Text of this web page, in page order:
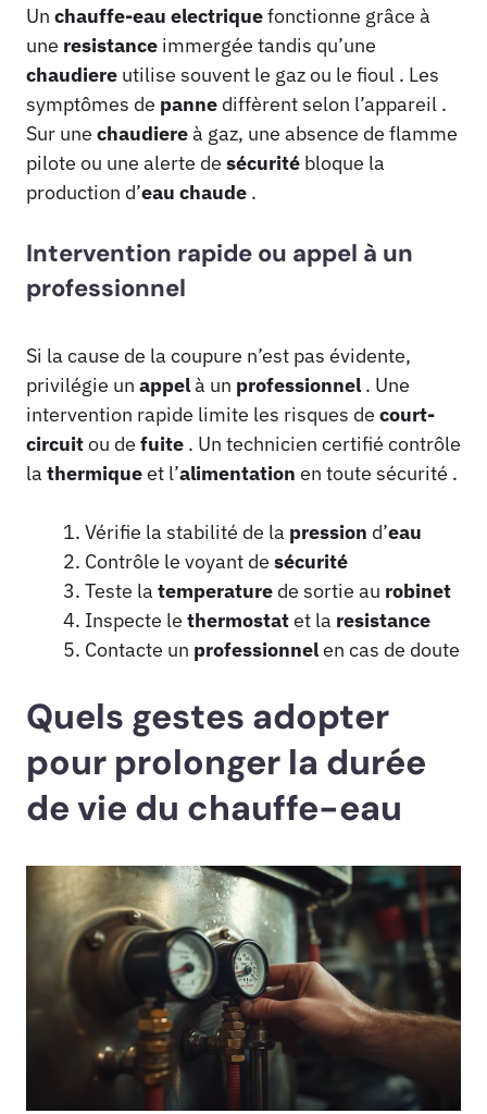
Un chauffe-eau electriquefonctionne grâce à
une resistance immergée tandis qu’une
chaudiere utilise souvent le gaz ou le fioul . Les
symptômes de panne diffèrent selon l’appareil .
Sur une chaudiereà gaz, une absence de flamme
pilote ou une alerte de sécurité bloque la
production d’eau chaude .
Intervention rapide ou appel à un
professionnel
Si la cause de la coupure n’est pas évidente,
privilégie un appelà un professionnel . Une
intervention rapide limite les risques de court-
circuitou de fuite . Un technicien certifié contrôle
la thermiqueet l’alimentation en toute sécurité .
Vérifie la stabilité de la pression d’eau
Contrôle le voyant de sécurité
Teste la temperature de sortie au robinet
Inspecte le thermostatet la resistance
Contacte un professionnelen cas de doute
Quels gestes adopter
pour prolonger la durée
de vie du chauffe-eau